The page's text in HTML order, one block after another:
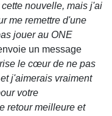
nouvelle, mais j'ai
me remettre d'une
jouer au ONE
un message
le cœur de ne pas
j'aimerais vraiment
votre
retour meilleure et